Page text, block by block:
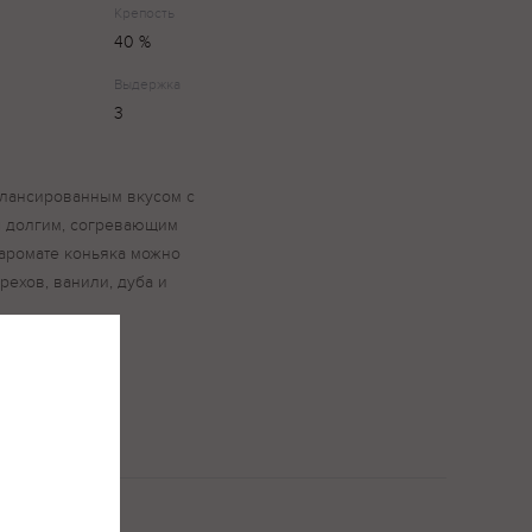
Крепость
40 %
Выдержка
3
вкусом с
долгим, согревающим
коньяка можно
ванили, дуба и